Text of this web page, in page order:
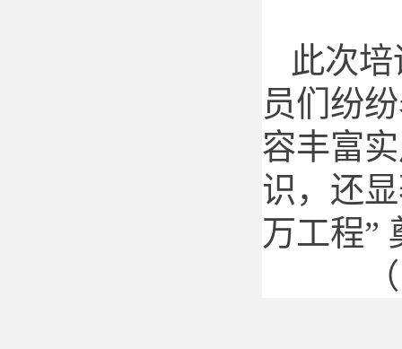
此次
员们纷
容丰富
识，还
万工程”